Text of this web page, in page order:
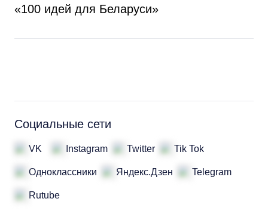
«100 идей для Беларуси»
Социальные сети
VK Instagram Twitter Tik Tok
Одноклассники Яндекс.Дзен Telegram
Rutube